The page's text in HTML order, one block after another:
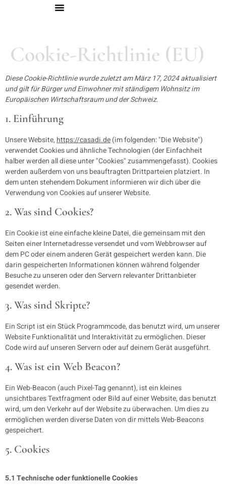
Cookie-Richtlinie (EU)
Diese Cookie-Richtlinie wurde zuletzt am März 17, 2024 aktualisiert
und gilt für Bürger und Einwohner mit ständigem Wohnsitz im
Europäischen Wirtschaftsraum und der Schweiz.
1. Einführung
Unsere Website,https://casadi.de(im folgenden: "Die Website")
verwendet Cookies und ähnliche Technologien (der Einfachheit
halber werden all diese unter "Cookies" zusammengefasst). Cookies
werden außerdem von uns beauftragten Drittparteien platziert. In
dem unten stehendem Dokument informieren wir dich über die
Verwendung von Cookies auf unserer Website.
2. Was sind Cookies?
Ein Cookie ist eine einfache kleine Datei, die gemeinsam mit den
Seiten einer Internetadresse versendet und vom Webbrowser auf
dem PC oder einem anderen Gerät gespeichert werden kann. Die
darin gespeicherten Informationen können während folgender
Besuche zu unseren oder den Servern relevanter Drittanbieter
gesendet werden.
3. Was sind Skripte?
Ein Script ist ein Stück Programmcode, das benutzt wird, um unserer
Website Funktionalität und Interaktivität zu ermöglichen. Dieser
Code wird auf unseren Servern oder auf deinem Gerät ausgeführt.
4. Was ist ein Web Beacon?
Ein Web-Beacon (auch Pixel-Tag genannt), ist ein kleines
unsichtbares Textfragment oder Bild auf einer Website, das benutzt
wird, um den Verkehr auf der Website zu überwachen. Um dies zu
ermöglichen werden diverse Daten von dir mittels Web-Beacons
gespeichert.
5. Cookies
5.1 Technische oder funktionelle Cookies